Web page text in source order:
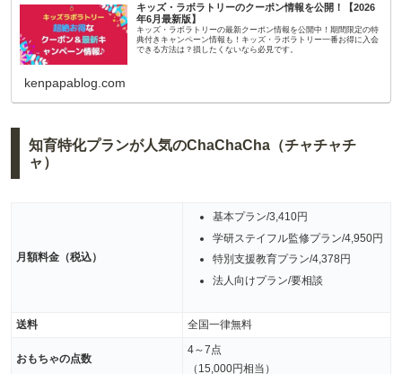
キッズ・ラボラトリーのクーポン情報を公開！【2026
年6月最新版】
キッズ・ラボラトリーの最新クーポン情報を公開中！期間限定の特
典付きキャンペーン情報も！キッズ・ラボラトリー一番お得に入会
できる方法は？損したくないなら必見です。
kenpapablog.com
知育特化プランが人気のChaChaCha（チャチャチ
ャ）
月額料金（税込）
基本プラン/3,410円
学研ステイフル監修プラン/4,950円
特別支援教育プラン/4,378円
法人向けプラン/要相談
送料 全国一律無料
おもちゃの点数
4～7点
（15,000円相当）